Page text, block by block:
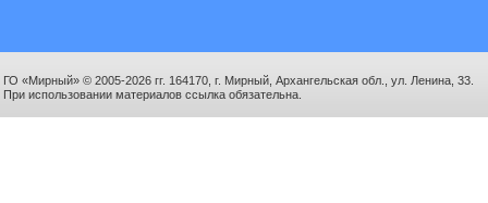
ГО «Мирный» © 2005-2026 гг. 164170, г. Мирный, Архангельская обл., ул. Ленина, 33.
При использовании материалов ссылка обязательна.